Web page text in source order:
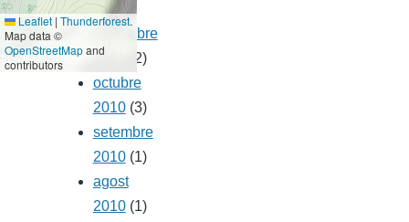
Leaflet | Thunderforest.
Map data ©
OpenStreetMapand
contributors
(1)
novembre
2010
(2)
octubre
2010(3)
setembre
2010(1)
agost
2010(1)